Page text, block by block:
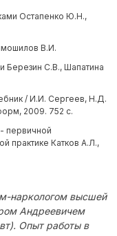
Остапенко Ю.Н.,
В.И.
Березин С.В., Шапатина
/ И.И. Сергеев, Н.Д.
2009. 752 с.
первичной
практике Катков А.Л.,
наркологом высшей
Андреевичем
Опыт работы в